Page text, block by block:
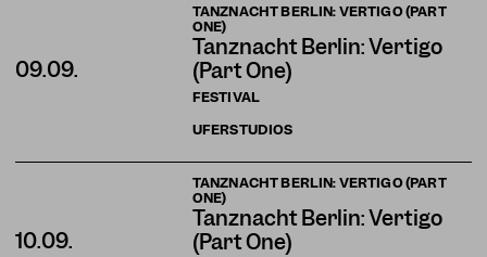
TANZNACHT BERLIN: VERTIGO (PART
ONE)
Tanznacht Berlin: Vertigo
(Part One)
FESTIVAL
09.09.
UFERSTUDIOS
TANZNACHT BERLIN: VERTIGO (PART
ONE)
Tanznacht Berlin: Vertigo
(Part One)
10.09.